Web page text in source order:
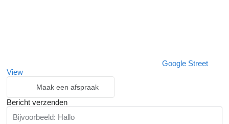
Google Street
View
Maak een afspraak
Bericht verzenden